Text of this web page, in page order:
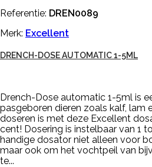
Referentie: DREN0089
Merk: Excellent
DRENCH-DOSE AUTOMATIC 1-5ML
Drench-Dose automatic 1-5ml is
pasgeboren dieren zoals kalf, lam
doseren is met deze Excellent
cent! Dosering is instelbaar van 1
handige dosator niet alleen voor
maar ook om het vochtpeil van
te...